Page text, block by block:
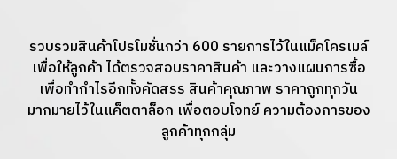
รวบรวมสินค้าโปรโมชั่นกว่า 600 รายการไว้ในแม็คโครเมล์
เพื่อให้ลูกค้า ได้ตรวจสอบราคาสินค้า และวางแผนการซื้อ
เพื่อทำกำไรอีกทั้งคัดสรร สินค้าคุณภาพ ราคาถูกทุกวัน
มากมายไว้ในแค็ตตาล็อก เพื่อตอบโจทย์ ความต้องการของ
ลูกค้าทุกกลุ่ม